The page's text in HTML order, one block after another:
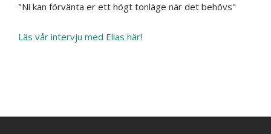
"Ni kan förvänta er ett högt tonläge när det behövs"
Läs vår intervju med Elias här!